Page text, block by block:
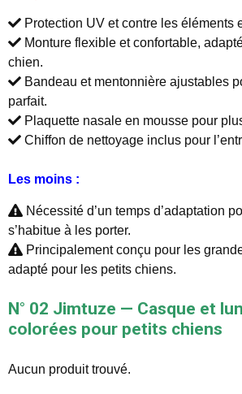
Protection UV et contre les éléments
Monture flexible et confortable,
chien.
Bandeau et mentonnière ajustables
parfait.
Plaquette nasale en mousse pour
Chiffon de nettoyage inclus pour
Les moins :
Nécessité d’un temps d’adaptation
s’habitue à les porter.
Principalement conçu pour les
adapté pour les petits chiens.
N° 02 Jimtuze — Casque et
colorées pour petits chiens
Aucun produit trouvé.